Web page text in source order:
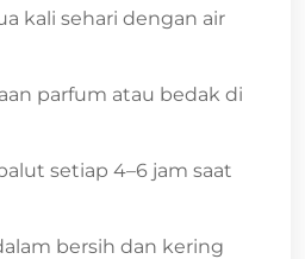
kali sehari dengan air
parfum atau bedak di
setiap 4–6 jam saat
bersih dan kering